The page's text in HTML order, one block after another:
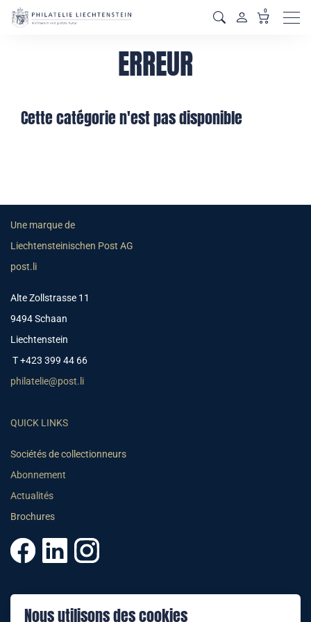
Nous utilisons des cookies
0
ERREUR
Cette catégorie n'est pas disponible
Une marque de
Liechtensteinischen Post AG
post.li
Alte Zollstrasse 11
9494 Schaan
Liechtenstein
T +423 399 44 66
philatelie@post.li
QUICK LINKS
Sociétés de collectionneurs
Abonnement
Actualités
Brochures
© 2025 PHILATELIE LIECHTENSTEIN